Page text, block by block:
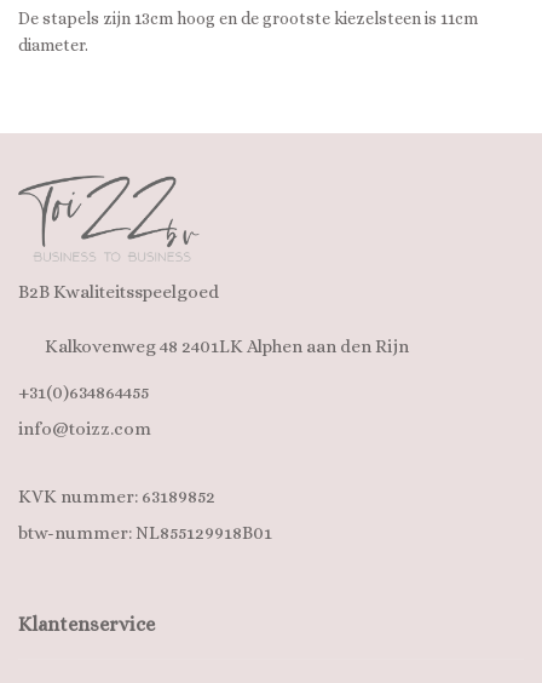
De stapels zijn 13cm hoog en de grootste kiezelsteen is 11cm
diameter.
B2B Kwaliteitsspeelgoed
Kalkovenweg 48 2401LK Alphen aan den Rijn
+31(0)634864455
info@toizz.com
KVK nummer: 63189852
btw-nummer: NL855129918B01
Klantenservice